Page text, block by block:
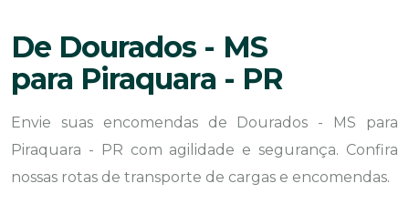
De Dourados - MS
para Piraquara - PR
Envie suas encomendas de Dourados - MS para
Piraquara - PR com agilidade e segurança. Confira
nossas rotas de transporte de cargas e encomendas.